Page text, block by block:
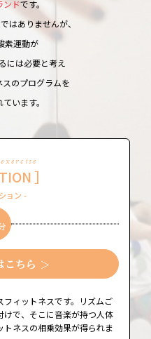
ンドです。
はありませんが、
素運動が
には必要と考え
スのプログラムを
います。
］
ョン -
こちら
フィットネスです。リズムご
けで、そこに音楽が持つ人体
ネスの相乗効果が得られま